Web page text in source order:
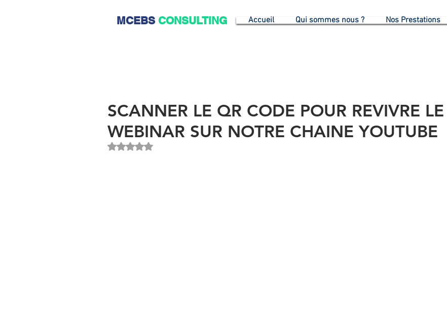
MCEBS CONSULTING Accueil Qui sommes nous ? Nos Prestations
SCANNER LE QR CODE POUR REVIVRE LE
WEBINAR SUR NOTRE CHAINE YOUTUBE
Noté NaN étoiles sur 5.